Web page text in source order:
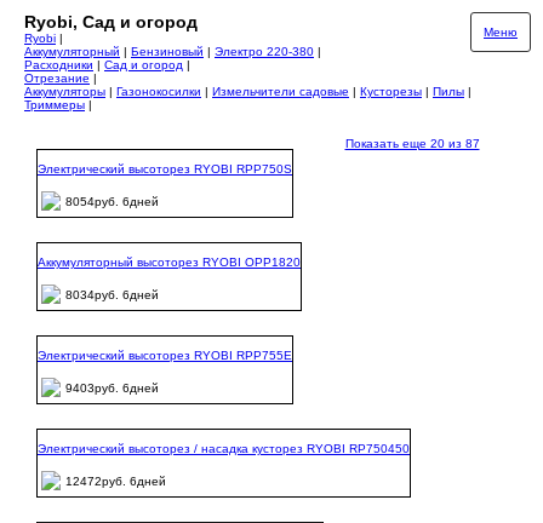
Ryobi, Сад и огород
Меню
Ryobi |
Аккумуляторный | Бензиновый | Электро 220-380 |
Расходники | Сад и огород |
Отрезание |
Аккумуляторы | Газонокосилки | Измельчители садовые | Кусторезы | Пилы |
Триммеры |
Электрический высоторез RYOBI RPP750S
8054руб. 6дней
Аккумуляторный высоторез RYOBI OPP1820
8034руб. 6дней
Электрический высоторез RYOBI RPP755E
9403руб. 6дней
Электрический высоторез / насадка кусторез RYOBI RP750450
12472руб. 6дней
Показать еще 20 из 87